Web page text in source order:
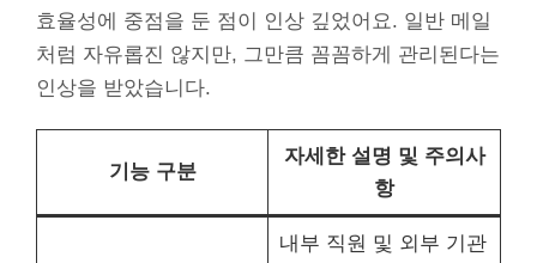
효율성에 중점을 둔 점이 인상 깊었어요. 일반 메일
처럼 자유롭진 않지만, 그만큼 꼼꼼하게 관리된다는
인상을 받았습니다.
기능 구분
자세한 설명 및 주의사
항
내부 직원 및 외부 기관